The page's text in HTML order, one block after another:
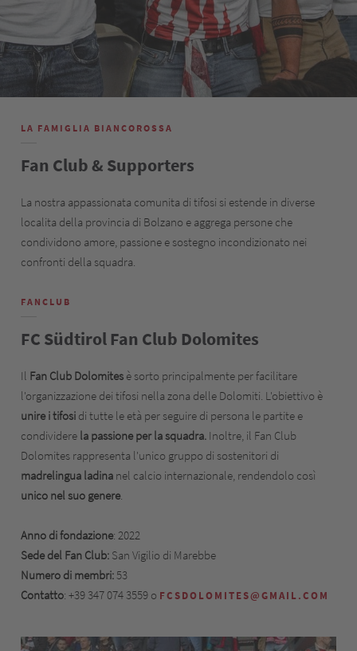
LA FAMIGLIA BIANCOROSSA
Fan Club & Supporters
La nostra appassionata comunita di tifosi si estende in diverse
localita della provincia di Bolzano e aggrega persone che
condividono amore, passione e sostegno incondizionato nei
confronti della squadra.
FANCLUB
‎FC Südtirol Fan Club Dolomites
Il Fan Club Dolomites è sorto principalmente per facilitare
l'organizzazione dei tifosi nella zona delle Dolomiti. L'obiettivo è
unire i tifosi di tutte le età per seguire di persona le partite e
condividere la passione per la squadra. Inoltre, il Fan Club
Dolomites rappresenta l'unico gruppo di sostenitori di
madrelingua ladina nel calcio internazionale, rendendolo così
unico nel suo genere.
Anno di fondazione: 2022
Sede del Fan Club: San Vigilio di Marebbe
Numero di membri:53
Contatto: +39 347 074 3559 o FCSDOLOMITES@GMAIL.COM